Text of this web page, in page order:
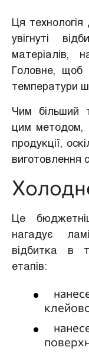
Ця
увігнуті
матеріалів,
Головне, щоб
температури
Чим більший
цим методом,
продукції,
виготовлення
Це
нагадує
відбитка в
етапів: